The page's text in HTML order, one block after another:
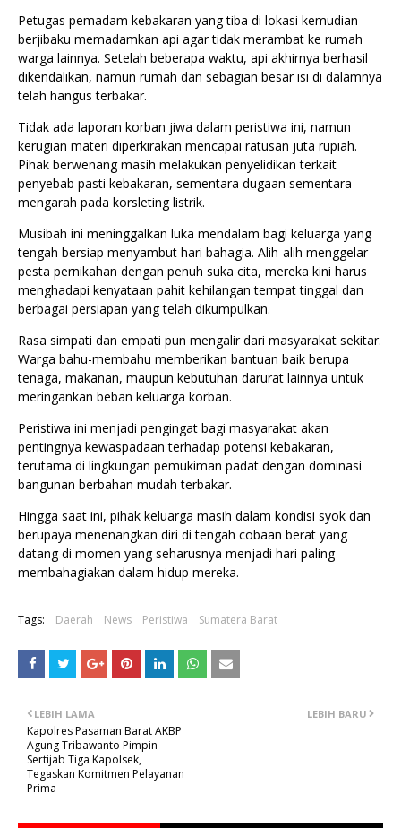
Petugas pemadam kebakaran yang tiba di lokasi kemudian
berjibaku memadamkan api agar tidak merambat ke rumah
warga lainnya. Setelah beberapa waktu, api akhirnya berhasil
dikendalikan, namun rumah dan sebagian besar isi di dalamnya
telah hangus terbakar.
Tidak ada laporan korban jiwa dalam peristiwa ini, namun
kerugian materi diperkirakan mencapai ratusan juta rupiah.
Pihak berwenang masih melakukan penyelidikan terkait
penyebab pasti kebakaran, sementara dugaan sementara
mengarah pada korsleting listrik.
Musibah ini meninggalkan luka mendalam bagi keluarga yang
tengah bersiap menyambut hari bahagia. Alih-alih menggelar
pesta pernikahan dengan penuh suka cita, mereka kini harus
menghadapi kenyataan pahit kehilangan tempat tinggal dan
berbagai persiapan yang telah dikumpulkan.
Rasa simpati dan empati pun mengalir dari masyarakat sekitar.
Warga bahu-membahu memberikan bantuan baik berupa
tenaga, makanan, maupun kebutuhan darurat lainnya untuk
meringankan beban keluarga korban.
Peristiwa ini menjadi pengingat bagi masyarakat akan
pentingnya kewaspadaan terhadap potensi kebakaran,
terutama di lingkungan pemukiman padat dengan dominasi
bangunan berbahan mudah terbakar.
Hingga saat ini, pihak keluarga masih dalam kondisi syok dan
berupaya menenangkan diri di tengah cobaan berat yang
datang di momen yang seharusnya menjadi hari paling
membahagiakan dalam hidup mereka.
Tags: Daerah News Peristiwa Sumatera Barat
LEBIH BARU
LEBIH LAMA
Kapolres Pasaman Barat AKBP
Agung Tribawanto Pimpin
Sertijab Tiga Kapolsek,
Tegaskan Komitmen Pelayanan
Prima